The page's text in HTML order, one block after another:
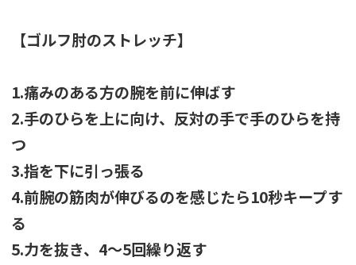
【ゴルフ肘のストレッチ】
1.痛みのある方の腕を前に伸ばす
2.手のひらを上に向け、反対の手で手のひらを持
つ
3.指を下に引っ張る
4.前腕の筋肉が伸びるのを感じたら10秒キープす
る
5.力を抜き、4～5回繰り返す